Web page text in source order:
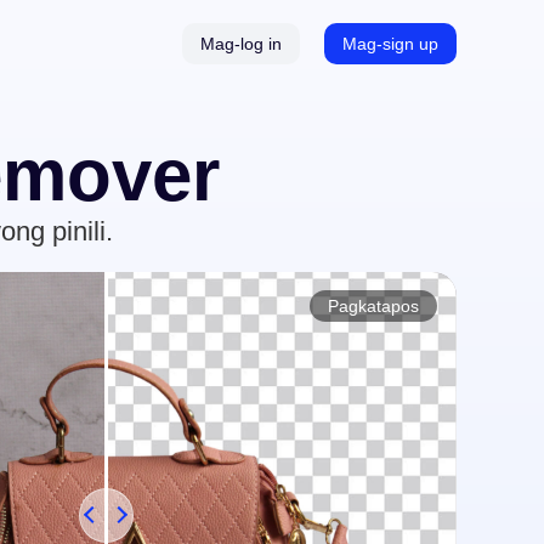
Limitasyon
Awtomatikong Tagapagbuo ng Subtitle
Mag-log in Mag-sign up
pinili.
Pagkatapos